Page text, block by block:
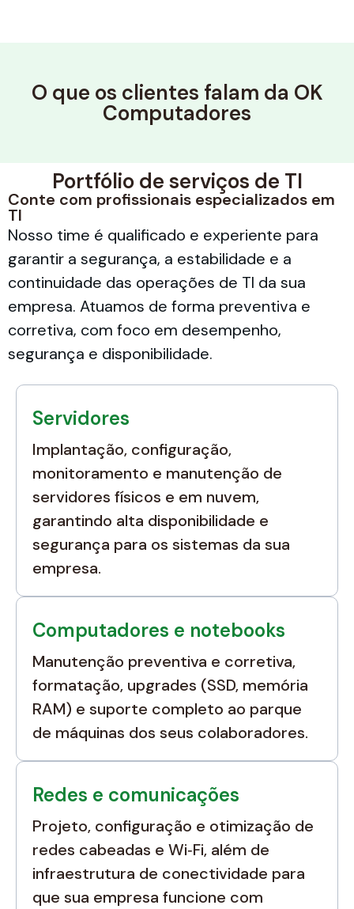
O que os clientes falam da OK
Computadores
Portfólio de serviços de TI
Conte com profissionais especializados em
TI
Nosso time é qualificado e experiente para
garantir a segurança, a estabilidade e a
continuidade das operações de TI da sua
empresa. Atuamos de forma preventiva e
corretiva, com foco em desempenho,
segurança e disponibilidade.
Servidores
Implantação, configuração,
monitoramento e manutenção de
servidores físicos e em nuvem,
garantindo alta disponibilidade e
segurança para os sistemas da sua
empresa.
Computadores e notebooks
Manutenção preventiva e corretiva,
formatação, upgrades (SSD, memória
RAM) e suporte completo ao parque
de máquinas dos seus colaboradores.
Redes e comunicações
Projeto, configuração e otimização de
redes cabeadas e Wi‑Fi, além de
infraestrutura de conectividade para
que sua empresa funcione com